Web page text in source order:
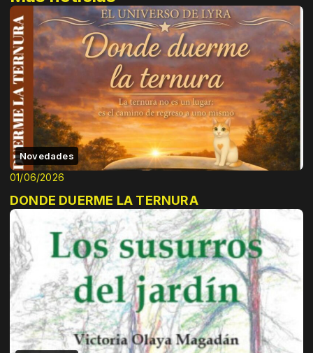
Novedades
01/06/2026
DONDE DUERME LA TERNURA